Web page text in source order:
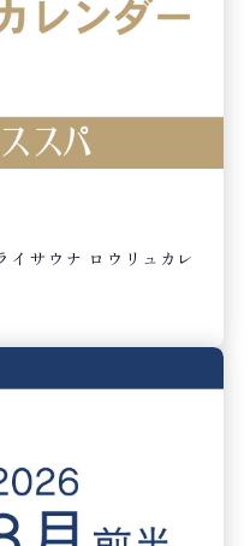
イサウナ ロウリュカレ